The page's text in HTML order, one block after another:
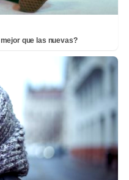
que las nuevas?